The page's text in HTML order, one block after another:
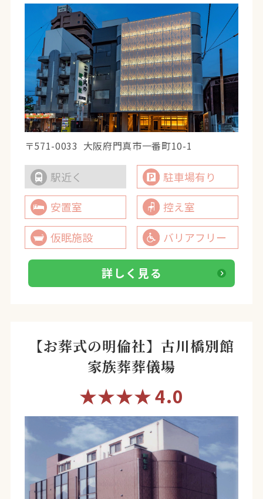
〒571-0033 大阪府門真市一番町10-1
駅近く
駐車場有り
安置室
控え室
仮眠施設
バリアフリー
詳しく見る
【お葬式の明倫社】古川橋別館
家族葬葬儀場
★★★★4.0